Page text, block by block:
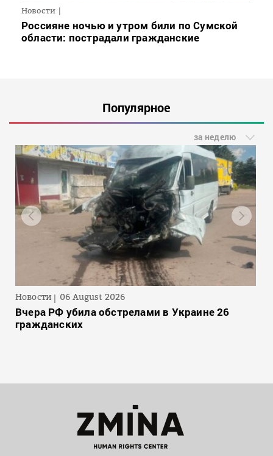
Новости
Россияне ночью и утром били по Сумской
области: пострадали гражданские
Популярное
за неделю
Новости 06 August 2026
Вчера РФ убила обстрелами в Украине 26
гражданских